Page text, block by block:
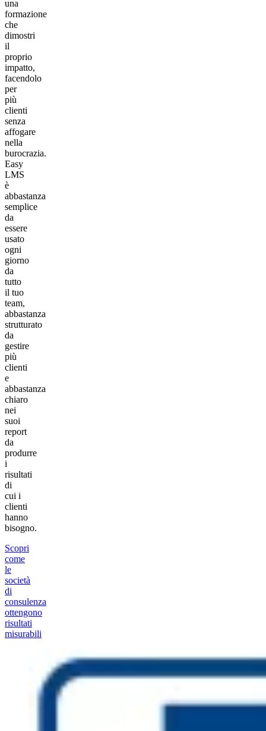
una
formazione
che
dimostri
il
proprio
impatto,
facendolo
per
più
clienti
senza
affogare
nella
burocrazia.
Easy
LMS
è
abbastanza
semplice
da
essere
usato
ogni
giorno
da
tutto
il tuo
team,
abbastanza
strutturato
da
gestire
più
clienti
e
abbastanza
chiaro
nei
suoi
report
da
produrre
i
risultati
di
cui i
clienti
hanno
bisogno.
Scopri
come
le
società
di
consulenza
ottengono
risultati
misurabili